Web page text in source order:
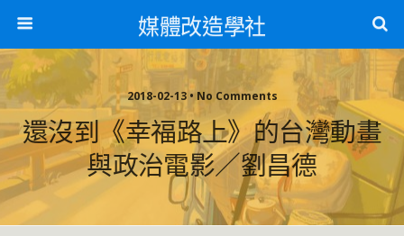
媒體改造學社
2018-02-13 • No Comments
還沒到《幸福路上》的台灣動畫
與政治電影／劉昌德